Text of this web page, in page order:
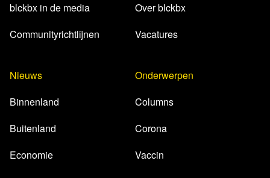
blckbx in de media
Communityrichtlijnen
Over blckbx
Vacatures
Nieuws
Binnenland
Buitenland
Economie
Onderwerpen
Columns
Corona
Vaccin